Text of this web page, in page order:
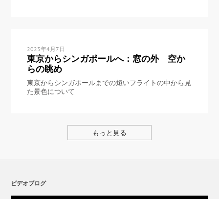
2023年4月7日
東京からシンガポールへ：窓の外 空か
らの眺め
東京からシンガポールまでの短いフライトの中から見
た景色について
もっと見る
ビデオブログ